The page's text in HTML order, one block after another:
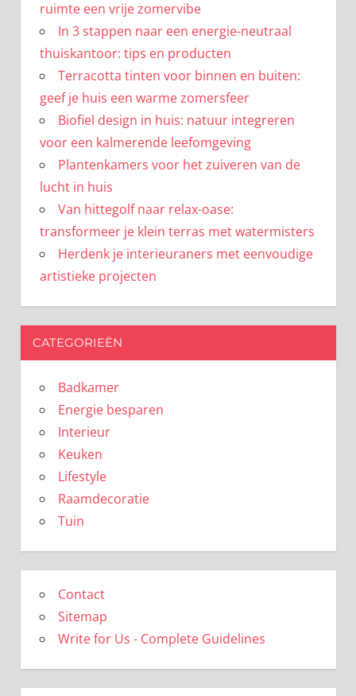
ruimte een vrije zomervibe
In 3 stappen naar een energie-neutraal
thuiskantoor: tips en producten
Terracotta tinten voor binnen en buiten:
geef je huis een warme zomersfeer
Biofiel design in huis: natuur integreren
voor een kalmerende leefomgeving
Plantenkamers voor het zuiveren van de
lucht in huis
Van hittegolf naar relax-oase:
transformeer je klein terras met watermisters
Herdenk je interieuraners met eenvoudige
artistieke projecten
CATEGORIEËN
Badkamer
Energie besparen
Interieur
Keuken
Lifestyle
Raamdecoratie
Tuin
Contact
Sitemap
Write for Us - Complete Guidelines